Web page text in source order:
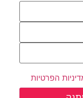
הפרטיות